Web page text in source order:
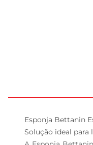
Esponja Bettanin
Solução ideal para